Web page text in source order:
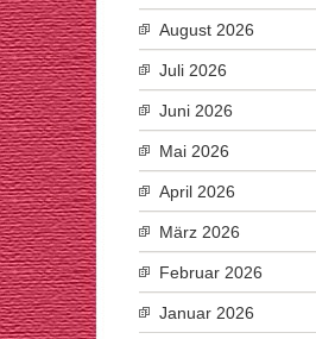
August 2026
Juli 2026
Juni 2026
Mai 2026
April 2026
März 2026
Februar 2026
Januar 2026